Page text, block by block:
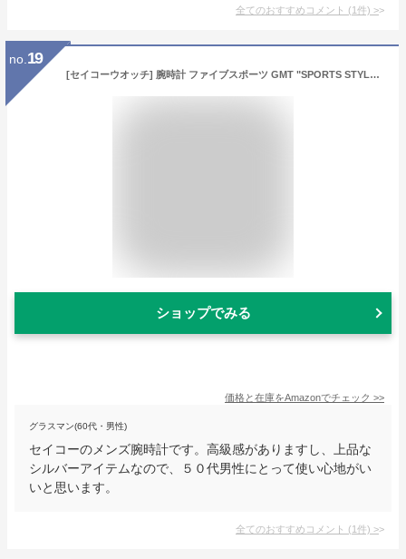
全てのおすすめコメント (1件) >
no. 19
[セイコーウオッチ] 腕時計 ファイブスポーツ GMT "SPORTS STYLE” SBSC003 メンズ シルバー
ショップでみる
価格と在庫をAmazonでチェック >>
グラスマン(60代・男性)
セイコーのメンズ腕時計です。高級感がありますし、上品な
シルバーアイテムなので、５０代男性にとって使い心地がい
いと思います。
全てのおすすめコメント (1件) >